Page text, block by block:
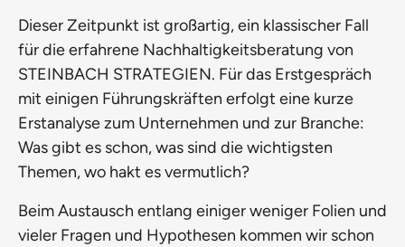
Dieser Zeitpunkt ist großartig, ein klassischer Fall
für die erfahrene Nachhaltigkeitsberatung von
STEINBACH STRATEGIEN. Für das Erstgespräch
mit einigen Führungskräften erfolgt eine kurze
Erstanalyse zum Unternehmen und zur Branche:
Was gibt es schon, was sind die wichtigsten
Themen, wo hakt es vermutlich?
Beim Austausch entlang einiger weniger Folien und
vieler Fragen und Hypothesen kommen wir schon